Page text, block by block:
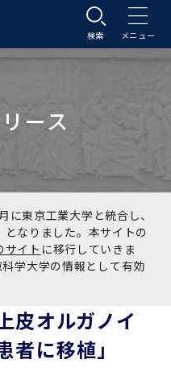
東京医科歯科大
（冊子）
医歯学系)
について
歯学系)トップ
ティスト）養成支
科）
ース
東京工業大学と統合し、
なりました。本サイトの
イト に移行していきま
学大学の情報として有効
皮オルガノイ
者に移植」